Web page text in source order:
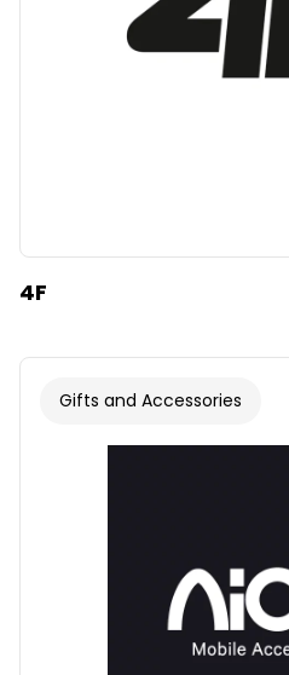
4F
Gifts and Accessories